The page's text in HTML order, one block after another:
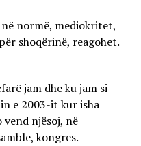
normë, mediokritet,
shoqërinë, reagohet.
jam dhe ku jam si
e 2003-it kur isha
vend njësoj, në
kongres.